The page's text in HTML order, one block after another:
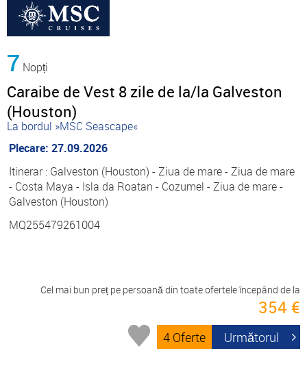
7 Nopți
Caraibe de Vest 8 zile de la/la Galveston
(Houston)
La bordul »MSC Seascape«
Plecare: 27.09.2026
Itinerar : Galveston (Houston) - Ziua de mare - Ziua de mare
- Costa Maya - Isla da Roatan - Cozumel - Ziua de mare -
Galveston (Houston)
MQ255479261004
Cel mai bun preț pe persoană din toate ofertele începând de la
354 €
4 Oferte Următorul